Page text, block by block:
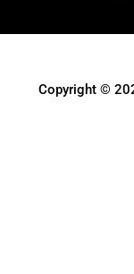
Copyright ©